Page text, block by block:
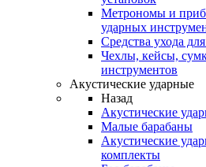
Метрономы и
ударных
Средства ухода
Чехлы, кейсы,
инструментов
Акустические ударные
Назад
Акустические
Mалые барабаны
Акустические
комплекты